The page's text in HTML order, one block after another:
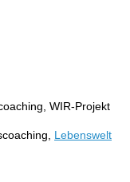
WIR-Projekt
Lebenswelt